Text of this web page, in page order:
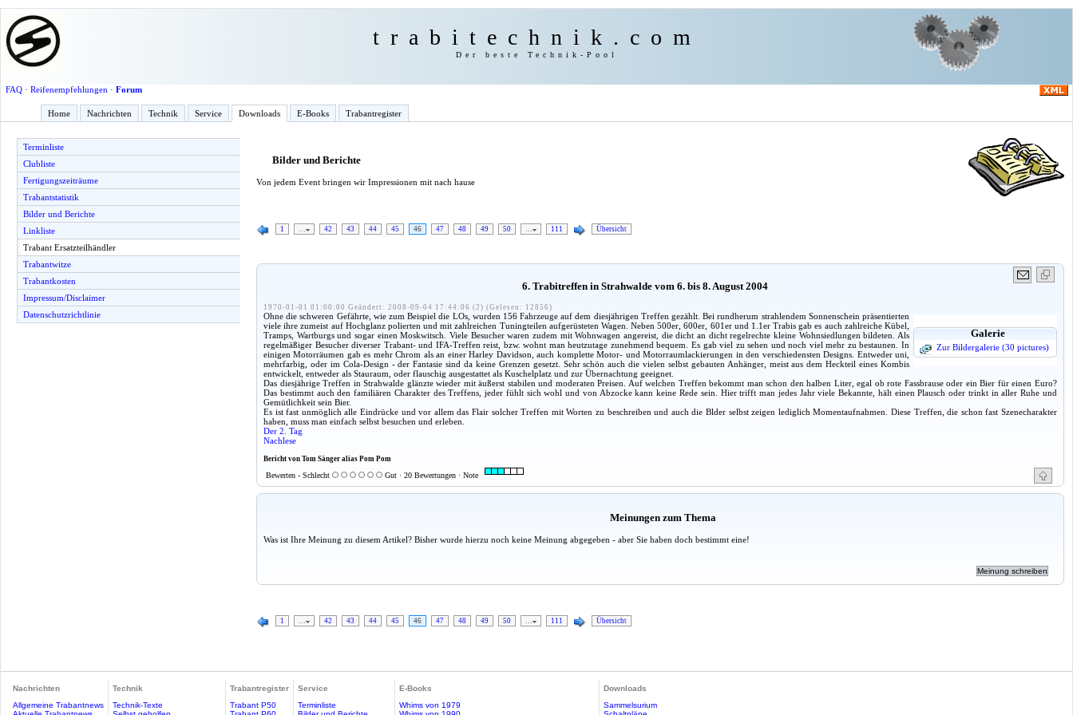
trabitechnik.com
Der beste Technik-Pool
FAQ· Reifenempfehlungen · Forum
Home Nachrichten Technik Service Downloads E-Books Trabantregister
Terminliste
Clubliste
Fertigungszeiträume
Trabantstatistik
Bilder und Berichte
Linkliste
Trabant Ersatzteilhändler
Trabantwitze
Trabantkosten
Impressum/Disclaimer
Datenschutzrichtlinie
Bilder und Berichte
Von jedem Event bringen wir Impressionen mit nach hause
1 … 42 43 44 45 46 47 48 49 50 … 111 Übersicht
6. Trabitreffen in Strahwalde vom 6. bis 8. August 2004
1970-01-01 01:00:00 Geändert: 2008-09-04 17:44:06 (2) (Gelesen: 12856)
Galerie
Zur Bildergalerie (30 pictures)
Ohne die schweren Gefährte, wie zum Beispiel die LOs, wurden 156 Fahrzeuge auf dem diesjährigen Treffen gezählt. Bei rundherum strahlendem Sonnenschein präsentierten
viele ihre zumeist auf Hochglanz polierten und mit zahlreichen Tuningteilen aufgerüsteten Wagen. Neben 500er, 600er, 601er und 1.1er Trabis gab es auch zahlreiche Kübel,
Tramps, Wartburgs und sogar einen Moskwitsch. Viele Besucher waren zudem mit Wohnwagen angereist, die dicht an dicht regelrechte kleine Wohnsiedlungen bildeten. Als
regelmäßiger Besucher diverser Trabant- und IFA-Treffen reist, bzw. wohnt man heutzutage zunehmend bequem. Es gab viel zu sehen und noch viel mehr zu bestaunen. In
einigen Motorräumen gab es mehr Chrom als an einer Harley Davidson, auch komplette Motor- und Motorraumlackierungen in den verschiedensten Designs. Entweder uni,
mehrfarbig, oder im Cola-Design - der Fantasie sind da keine Grenzen gesetzt. Sehr schön auch die vielen selbst gebauten Anhänger, meist aus dem Heckteil eines Kombis
entwickelt, entweder als Stauraum, oder flauschig ausgestattet als Kuschelplatz und zur Übernachtung geeignet.
Das diesjährige Treffen in Strahwalde glänzte wieder mit äußerst stabilen und moderaten Preisen. Auf welchen Treffen bekommt man schon den halben Liter, egal ob rote Fassbrause oder ein Bier für einen Euro?
Das bestimmt auch den familiären Charakter des Treffens, jeder fühlt sich wohl und von Abzocke kann keine Rede sein. Hier trifft man jedes Jahr viele Bekannte, hält einen Plausch oder trinkt in aller Ruhe und
Gemütlichkeit sein Bier.
Es ist fast unmöglich alle Eindrücke und vor allem das Flair solcher Treffen mit Worten zu beschreiben und auch die Blder selbst zeigen lediglich Momentaufnahmen. Diese Treffen, die schon fast Szenecharakter
haben, muss man einfach selbst besuchen und erleben.
Der 2. Tag
Nachlese
Bericht von Tom Sänger alias Pom Pom
Bewerten - Schlecht Gut · 20 Bewertungen · Note
Meinungen zum Thema
Was ist Ihre Meinung zu diesem Artikel? Bisher wurde hierzu noch keine Meinung abgegeben - aber Sie haben doch bestimmt eine!
1 42 43 44 45 46 47 48 49 50 111 Übersicht
Nachrichten
Allgemeine Trabantnews
Technik
Technik-Texte
Trabantregister
Trabant P50
Service
Terminliste
E-Books
Whims von 1979
Downloads
Sammelsurium